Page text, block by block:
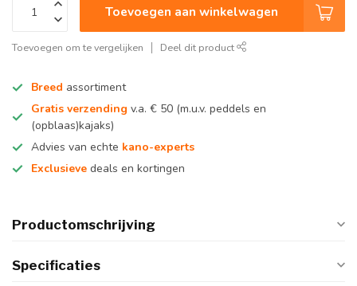
Toevoegen aan winkelwagen
Toevoegen om te vergelijken Deel dit product
Breed assortiment
Gratis verzending v.a. € 50 (m.u.v. peddels en
(opblaas)kajaks)
Advies van echte kano-experts
Exclusieve deals en kortingen
Productomschrijving
Specificaties